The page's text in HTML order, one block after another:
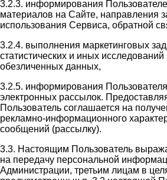
3.2.3. информирования
материалов на Сайте, направления
использования Сервиса, обратной
3.2.4. выполнения маркетинговых
статистических и иных
обезличенных данных,
3.2.5. информирования
электронных рассылок.
Пользователь соглашается на
рекламно-информационного
сообщений (рассылку).
3.3. Настоящим Пользователь
на передачу персональной
Администрации, третьим лицам в